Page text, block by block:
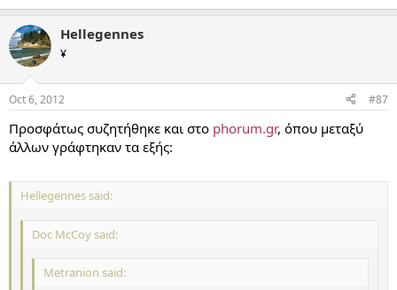
Hellegennes
¥
Oct 6, 2012 #87
Προσφάτως συζητήθηκε και στο phorum.gr, όπου μεταξύ
άλλων γράφτηκαν τα εξής:
Hellegennes said:
Doc McCoy said:
Metranion said: